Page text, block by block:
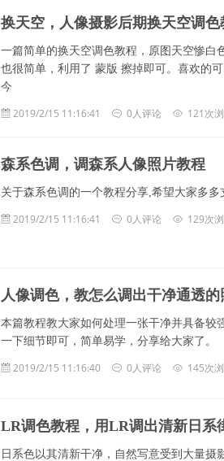
换天空，人像摄影后期换天空调色
一篇简单的换天空调色教程，原图天空惨白
也很简单，利用了 蒙版 擦掉即可。喜欢的
今
2019/2/15 11:16:41 0人评论 121次
森系色调，调森系人像照片教程
关于森系色调的一个教程分享,希望大家多多
2019/2/15 11:16:41 0人评论 129次
人像调色，教怎么调出干净通透的
本篇教程教大家如何处理一张干净并具备较
一下细节即可，简单易学，分享给大家了。
2019/2/15 11:16:40 0人评论 145次
LR调色教程，用LR调出清新日系
日系色以其清新干净，自然写意受到大量摄